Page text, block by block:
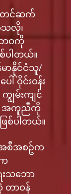
ာ တင်ဆက်
လို၊
ဘဝကို
စ်ပါတယ်။
မာနိုင်ငံသူ/
ါ် ဝိုင်းဝန်း
မ်းကျင်
ရဲ့ အကူညီကို
စ်ပါတယ်။
အစီအစဥ်က
းသဘော
ာဝန်